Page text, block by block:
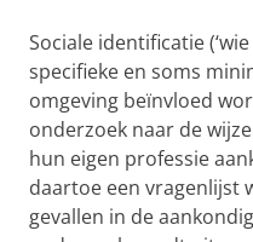
Sociale identificatie
specifieke en soms
omgeving beïnvloed
onderzoek naar de
hun eigen professie
daartoe een vragenlijst
gevallen in de